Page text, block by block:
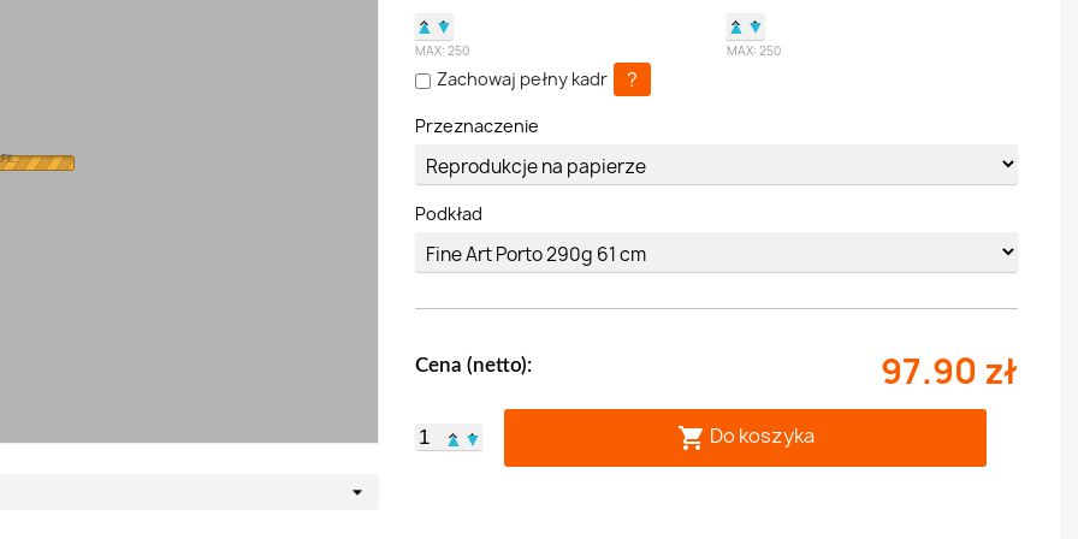
▲ ▼
MAX:250
▲ ▼
MAX: 250
Zachowaj pełny kadr ?
Przeznaczenie
Podkład
Cena (netto): 97.90 zł
▲ ▼  Do koszyka